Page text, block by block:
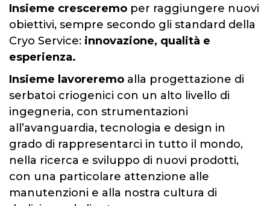
Insieme cresceremo per raggiungere nuovi
obiettivi, sempre secondo gli standard della
Cryo Service: innovazione, qualità e
esperienza.
Insieme lavoreremo alla progettazione di
serbatoi criogenici con un alto livello di
ingegneria, con strumentazioni
all’avanguardia, tecnologia e design in
grado di rappresentarci in tutto il mondo,
nella ricerca e sviluppo di nuovi prodotti,
con una particolare attenzione alle
manutenzioni e alla nostra cultura di